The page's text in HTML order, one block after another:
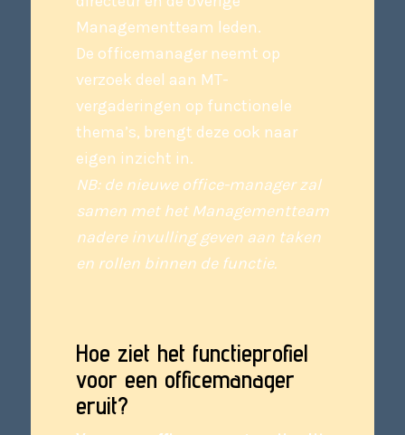
Managementteam leden.
De officemanager neemt op
verzoek deel aan MT-
vergaderingen op functionele
thema’s, brengt deze ook naar
eigen inzicht in.
NB: de nieuwe office-manager zal
samen met het Managementteam
nadere invulling geven aan taken
en rollen binnen de functie.
Hoe ziet het functieprofiel
voor een officemanager
eruit?